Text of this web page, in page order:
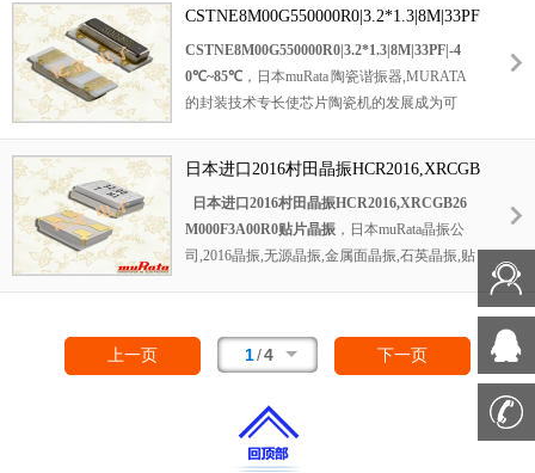
具有高可靠性，可在较宽的温度范围。 2.该晶
体单元的尺寸较小（2.5 x 2.0 x 0.8（mm）），
并有助于减少安装面积。 3.该系列符合RoHS和
ELV的指令，是无铅的（第三阶段）。 4.该系
CSTNE8M00G550000R0|3.2*1.3|8M|33PF
|-40℃~85℃
CSTNE8M00G550000R0|3.2*1.3|8M|33PF|-4
0℃~85℃ ，日本muRata陶瓷谐振器 MURATA
的封装技术专长使芯片陶瓷机的发展成为可
外部负载电容器。 2.可用于一个较宽的频率范
围。 3.非常小，很低调。 4.对振荡电路不需要
进行调整。 5.由于不使用贵金属(钯），确保稳
定供应。
日本进口2016村田晶振HCR2016,XRCGB
26M000F3A00R0贴片晶振
日本进口2016村田晶振HCR2016,XRCGB26
M000F3A00R0贴片晶振 ，日本muRata晶振公
司, 2016晶振,无源晶振,金属面晶振,石英晶振,贴
型晶振,通讯设备晶振,多媒体设备晶振,XRCGB
25M000FAN12R0晶振,XRCGB27M000F0Z00R
上一页 1/4 下一页